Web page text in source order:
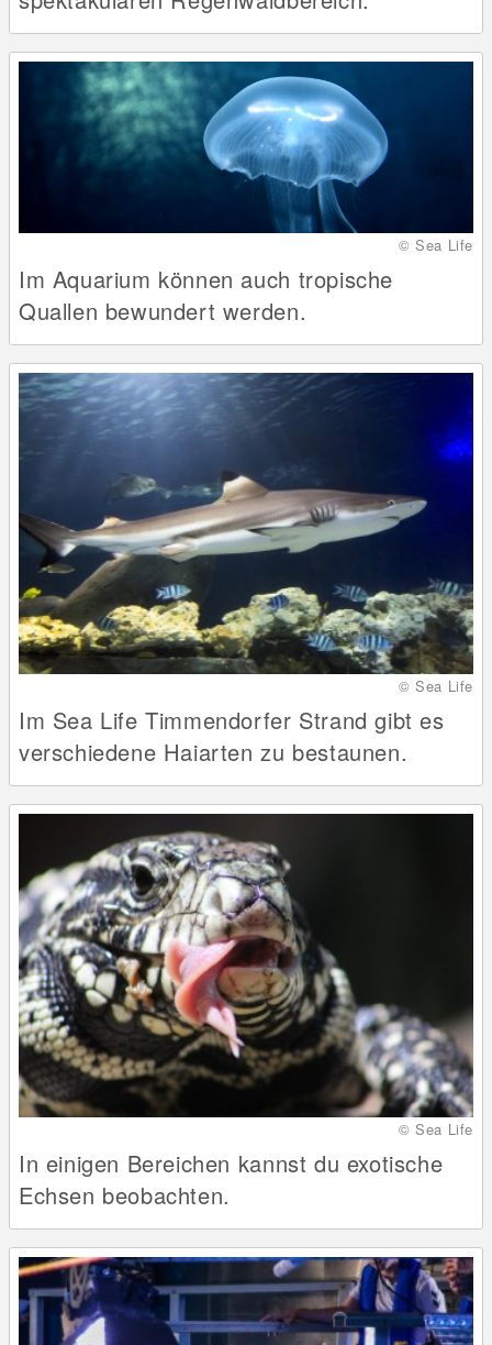
© Sea Life
Im Aquarium können auch tropische
Quallen bewundert werden.
© Sea Life
Im Sea Life Timmendorfer Strand gibt es
verschiedene Haiarten zu bestaunen.
© Sea Life
In einigen Bereichen kannst du exotische
Echsen beobachten.